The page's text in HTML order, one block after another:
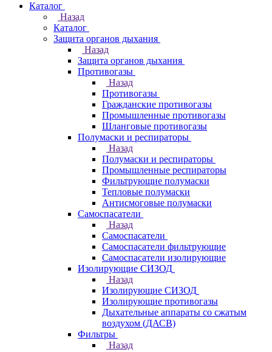
Каталог
Назад
Каталог
Защита органов дыхания
Назад
Защита органов дыхания
Противогазы
Назад
Противогазы
Гражданские противогазы
Промышленные противогазы
Шланговые противогазы
Полумаски и респираторы
Назад
Полумаски и респираторы
Промышленные респираторы
Фильтрующие полумаски
Тепловые полумаски
Антисмоговые полумаски
Самоспасатели
Назад
Самоспасатели
Самоспасатели фильтрующие
Самоспасатели изолирующие
Изолирующие СИЗОД
Назад
Изолирующие СИЗОД
Изолирующие противогазы
Дыхательные аппараты со сжатым
воздухом (ДАСВ)
Фильтры
Назад